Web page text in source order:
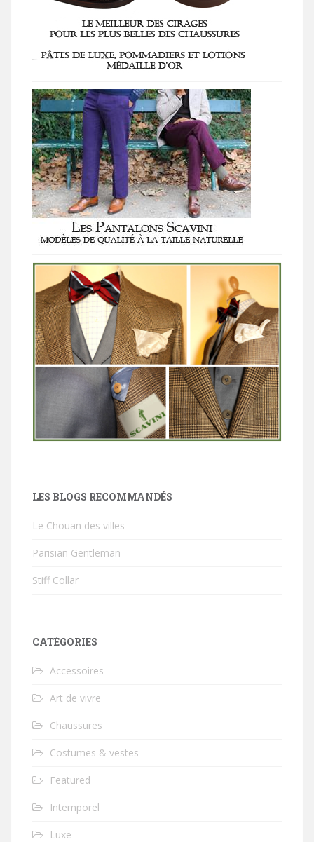
LES BLOGS RECOMMANDÉS
Le Chouan des villes
Parisian Gentleman
Stiff Collar
CATÉGORIES
Accessoires
Art de vivre
Chaussures
Costumes & vestes
Featured
Intemporel
Luxe